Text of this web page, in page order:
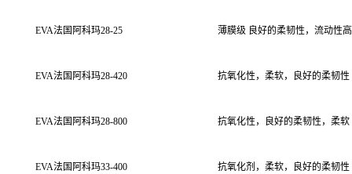
EVA法国阿科玛28-25 薄膜级 良好的柔韧性，流动性
EVA法国阿科玛28-420 抗氧化性，柔软，良好的柔韧性
EVA法国阿科玛28-800 抗氧化性，良好的柔韧性，柔软
EVA法国阿科玛33-400 抗氧化剂，柔软，良好的柔韧性